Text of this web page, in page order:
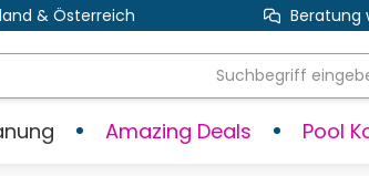
& Österreich Beratung
Amazing Deals Pool